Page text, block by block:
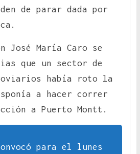
de parar dada por
José María Caro se
que un sector de
había roto la
a hacer correr
a Puerto Montt.
para el lunes